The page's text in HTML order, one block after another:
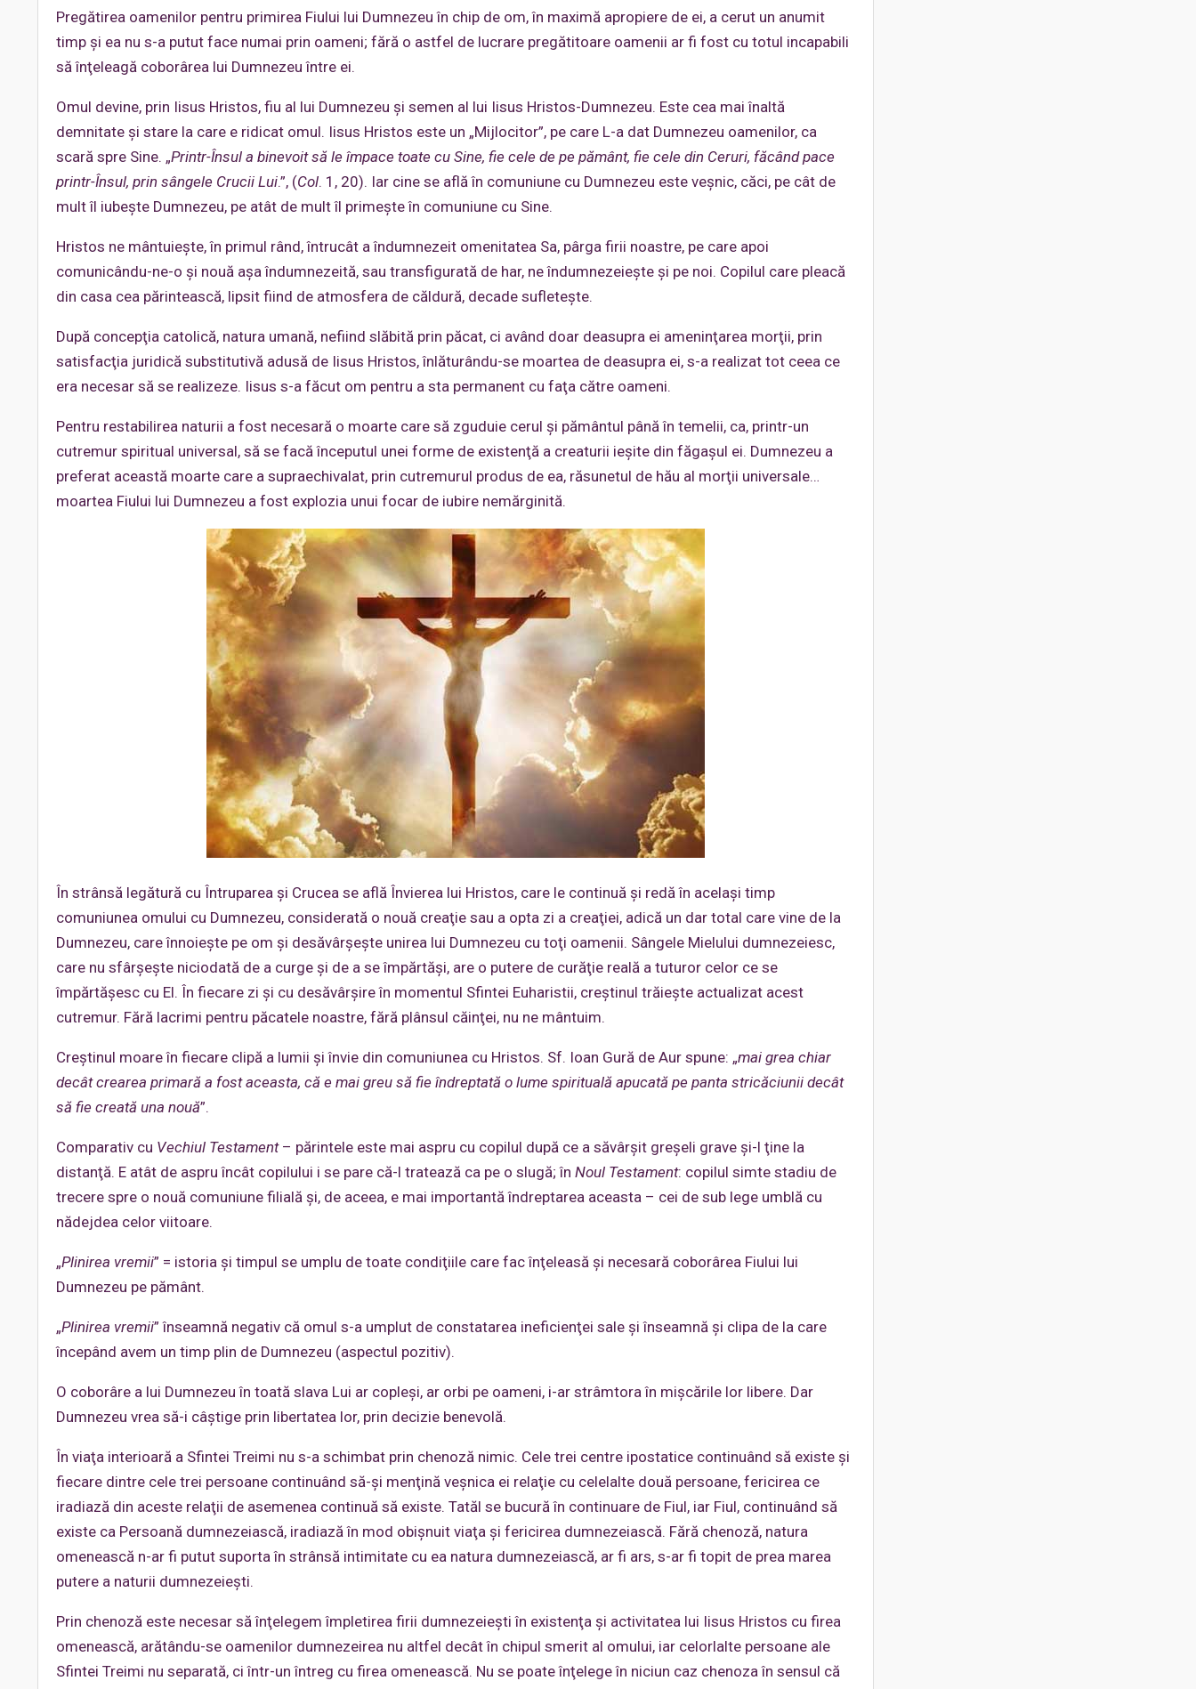
Pregătirea oamenilor pentru primirea Fiului lui Dumnezeu în chip de om, în maximă apropiere de ei, a cerut un anumit
timp şi ea nu s-a putut face numai prin oameni; fără o astfel de lucrare pregătitoare oamenii ar fi fost cu totul incapabili
să înţeleagă coborârea lui Dumnezeu între ei.
Omul devine, prin Iisus Hristos, fiu al lui Dumnezeu şi semen al lui Iisus Hristos-Dumnezeu. Este cea mai înaltă
demnitate şi stare la care e ridicat omul. Iisus Hristos este un „Mijlocitor”, pe care L-a dat Dumnezeu oamenilor, ca
scară spre Sine. „Printr-Însul a binevoit să le împace toate cu Sine, fie cele de pe pământ, fie cele din Ceruri, făcând pace
printr-Însul, prin sângele Crucii Lui.”, (Col. 1, 20). Iar cine se află în comuniune cu Dumnezeu este veşnic, căci, pe cât de
mult îl iubeşte Dumnezeu, pe atât de mult îl primeşte în comuniune cu Sine.
Hristos ne mântuieşte, în primul rând, întrucât a îndumnezeit omenitatea Sa, pârga firii noastre, pe care apoi
comunicându-ne-o şi nouă aşa îndumnezeită, sau transfigurată de har, ne îndumnezeieşte şi pe noi. Copilul care pleacă
din casa cea părintească, lipsit fiind de atmosfera de căldură, decade sufleteşte.
După concepţia catolică, natura umană, nefiind slăbită prin păcat, ci având doar deasupra ei ameninţarea morţii, prin
satisfacţia juridică substitutivă adusă de Iisus Hristos, înlăturându-se moartea de deasupra ei, s-a realizat tot ceea ce
era necesar să se realizeze. Iisus s-a făcut om pentru a sta permanent cu faţa către oameni.
Pentru restabilirea naturii a fost necesară o moarte care să zguduie cerul şi pământul până în temelii, ca, printr-un
cutremur spiritual universal, să se facă începutul unei forme de existenţă a creaturii ieşite din făgaşul ei. Dumnezeu a
preferat această moarte care a supraechivalat, prin cutremurul produs de ea, răsunetul de hău al morţii universale…
moartea Fiului lui Dumnezeu a fost explozia unui focar de iubire nemărginită.
În strânsă legătură cu Întruparea şi Crucea se află Învierea lui Hristos, care le continuă şi redă în acelaşi timp
comuniunea omului cu Dumnezeu, considerată o nouă creaţie sau a opta zi a creaţiei, adică un dar total care vine de la
Dumnezeu, care înnoieşte pe om şi desăvârşeşte unirea lui Dumnezeu cu toţi oamenii. Sângele Mielului dumnezeiesc,
care nu sfârşeşte niciodată de a curge şi de a se împărtăşi, are o putere de curăţie reală a tuturor celor ce se
împărtăşesc cu El. În fiecare zi şi cu desăvârşire în momentul Sfintei Euharistii, creştinul trăieşte actualizat acest
cutremur. Fără lacrimi pentru păcatele noastre, fără plânsul căinţei, nu ne mântuim.
Creştinul moare în fiecare clipă a lumii şi învie din comuniunea cu Hristos. Sf. Ioan Gură de Aur spune: „mai grea chiar
decât crearea primară a fost aceasta, că e mai greu să fie îndreptată o lume spirituală apucată pe panta stricăciunii decât
să fie creată una nouă”.
Comparativ cu Vechiul Testament– părintele este mai aspru cu copilul după ce a săvârşit greşeli grave şi-l ţine la
distanţă. E atât de aspru încât copilului i se pare că-l tratează ca pe o slugă; în Noul Testament: copilul simte stadiu de
trecere spre o nouă comuniune filială şi, de aceea, e mai importantă îndreptarea aceasta – cei de sub lege umblă cu
nădejdea celor viitoare.
„Plinirea vremii” = istoria şi timpul se umplu de toate condiţiile care fac înţeleasă şi necesară coborârea Fiului lui
Dumnezeu pe pământ.
„Plinirea vremii” înseamnă negativ că omul s-a umplut de constatarea ineficienţei sale şi înseamnă şi clipa de la care
începând avem un timp plin de Dumnezeu (aspectul pozitiv).
O coborâre a lui Dumnezeu în toată slava Lui ar copleşi, ar orbi pe oameni, i-ar strâmtora în mişcările lor libere. Dar
Dumnezeu vrea să-i câştige prin libertatea lor, prin decizie benevolă.
În viaţa interioară a Sfintei Treimi nu s-a schimbat prin chenoză nimic. Cele trei centre ipostatice continuând să existe şi
fiecare dintre cele trei persoane continuând să-şi menţină veşnica ei relaţie cu celelalte două persoane, fericirea ce
iradiază din aceste relaţii de asemenea continuă să existe. Tatăl se bucură în continuare de Fiul, iar Fiul, continuând să
existe ca Persoană dumnezeiască, iradiază în mod obişnuit viaţa şi fericirea dumnezeiască. Fără chenoză, natura
omenească n-ar fi putut suporta în strânsă intimitate cu ea natura dumnezeiască, ar fi ars, s-ar fi topit de prea marea
putere a naturii dumnezeieşti.
Prin chenoză este necesar să înţelegem împletirea firii dumnezeieşti în existenţa şi activitatea lui Iisus Hristos cu firea
omenească, arătându-se oamenilor dumnezeirea nu altfel decât în chipul smerit al omului, iar celorlalte persoane ale
Sfintei Treimi nu separată, ci într-un întreg cu firea omenească. Nu se poate înţelege în niciun caz chenoza în sensul că